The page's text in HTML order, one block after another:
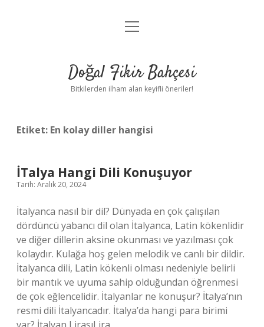
Anasayfa
Yasal Uyarı
menüyü
Doğal Fikir Bahçesi
Bitkilerden ilham alan keyifli öneriler!
Etiket: En kolay diller hangisi
İTalya Hangi Dili Konuşuyor
Tarih: Aralık 20, 2024
İtalyanca nasıl bir dil? Dünyada en çok çalışılan
dördüncü yabancı dil olan İtalyanca, Latin kökenlidir
ve diğer dillerin aksine okunması ve yazılması çok
kolaydır. Kulağa hoş gelen melodik ve canlı bir dildir.
İtalyanca dili, Latin kökenli olması nedeniyle belirli
bir mantık ve uyuma sahip olduğundan öğrenmesi
de çok eğlencelidir. İtalyanlar ne konuşur? İtalya’nın
resmi dili İtalyancadır. İtalya’da hangi para birimi